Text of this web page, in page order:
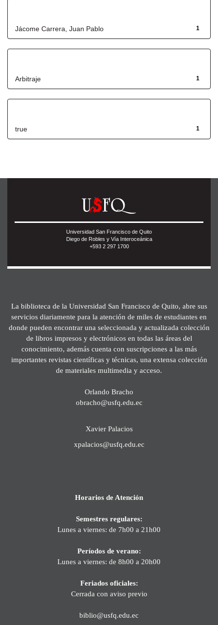
1
Jácome Carrera, Juan Pablo
1
Arbitraje
1
true
Universidad San Francisco de Quito
Diego de Robles y Vía Interoceánica
+593 2 297 1700
La biblioteca de la Universidad San Francisco de Quito, abre sus
servicios diariamente para la atención de miles de estudiantes en
donde pueden encontrar una seleccionada y actualizada colección
de libros impresos y electrónicos en todas las áreas del
conocimiento, además cuenta con suscripciones a las más
importantes revistas científicas y técnicas, una extensa colección
de materiales multimedia y acceso.
Orlando Bracho
obracho@usfq.edu.ec
Xavier Palacios
xpalacios@usfq.edu.ec
Horarios de Atención
Semestres regulares:
Lunes a viernes: de 7h00 a 21h00
Períodos de verano:
Lunes a viernes: de 8h00 a 20h00
Feriados oficiales:
Cerrada con aviso previo
biblio@usfq.edu.ec